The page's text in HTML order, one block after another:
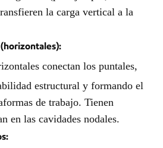
la carga vertical a la
conectan los puntales,
estructural y formando el
de trabajo. Tienen
en las cavidades nodales.